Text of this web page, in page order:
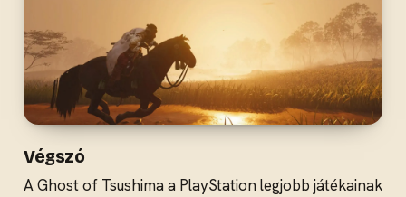
Végszó
A Ghost of Tsushima a PlayStation legjobb játékainak